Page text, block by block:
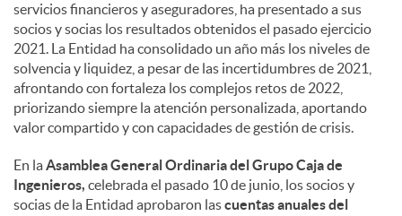
servicios financieros y aseguradores, ha presentado a sus
socios y socias los resultados obtenidos el pasado ejercicio
2021. La Entidad ha consolidado un año más los niveles de
solvencia y liquidez, a pesar de las incertidumbres de 2021,
afrontando con fortaleza los complejos retos de 2022,
priorizando siempre la atención personalizada, aportando
valor compartido y con capacidades de gestión de crisis.
En laAsamblea General Ordinaria del Grupo Caja de
Ingenieros, celebrada el pasado 10 de junio, los socios y
socias de la Entidad aprobaron lascuentas anuales del